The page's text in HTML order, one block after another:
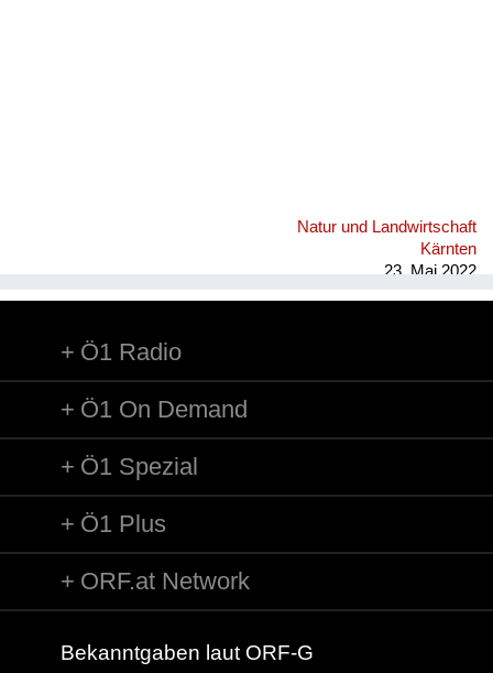
Natur und Landwirtschaft
Kärnten
23. Mai 2022
Ö1 Radio
Ö1 On Demand
Ö1 Spezial
Ö1 Plus
ORF.at Network
Bekanntgaben laut ORF-G